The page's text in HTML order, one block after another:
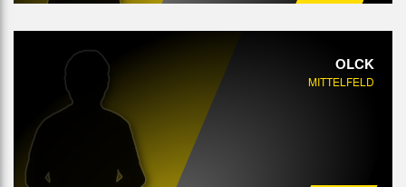
OLCK
MITTELFELD